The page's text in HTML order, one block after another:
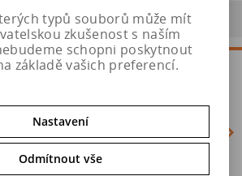
typů souborů může mít
zkušenost s naším
schopni poskytnout
základě vašich preferencí.
Nastavení
Odmítnout vše